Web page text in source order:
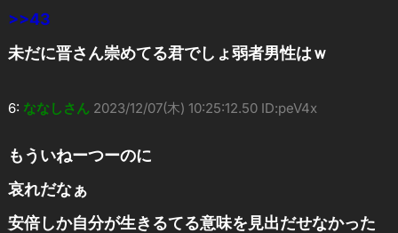
>>43
未だに晋さん崇めてる君でしょ弱者男性はｗ
6: ななしさん 2023/12/07(木) 10:25:12.50 ID:peV4x
もういねーつーのに
哀れだなぁ
安倍しか自分が生きるてる意味を見出だせなかった